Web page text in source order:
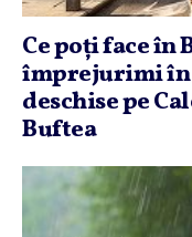
Ce poţi face în
împrejurimi în
deschise pe
Buftea